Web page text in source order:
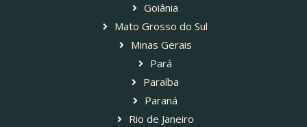
Goiânia
Mato Grosso do Sul
Minas Gerais
Pará
Paraíba
Paraná
Rio de Janeiro